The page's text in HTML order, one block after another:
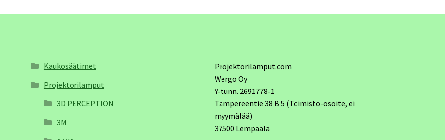
Kaukosäätimet
Projektorilamput
3D PERCEPTION
3M
Projektorilamput.com
Wergo Oy
Y-tunn. 2691778-1
Tampereentie 38 B 5 (Toimisto-osoite, ei
myymälää)
37500 Lempäälä